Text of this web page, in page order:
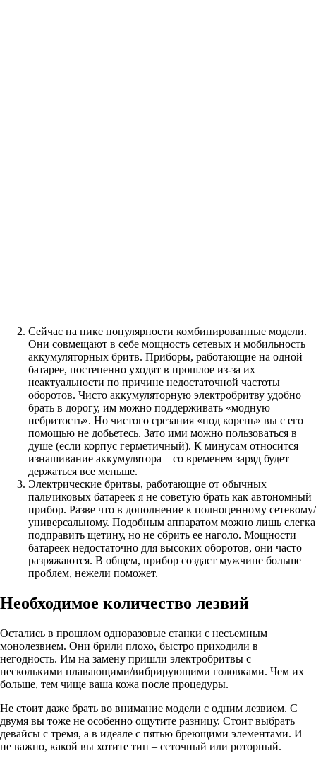
Сейчас на пике популярности комбинированные модели.
Они совмещают в себе мощность сетевых и мобильность
аккумуляторных бритв. Приборы, работающие на одной
батарее, постепенно уходят в прошлое из-за их
неактуальности по причине недостаточной частоты
оборотов. Чисто аккумуляторную электробритву удобно
брать в дорогу, им можно поддерживать «модную
небритость». Но чистого срезания «под корень» вы с его
помощью не добьетесь. Зато ими можно пользоваться в
душе (если корпус герметичный). К минусам относится
изнашивание аккумулятора – со временем заряд будет
держаться все меньше.
Электрические бритвы, работающие от обычных
пальчиковых батареек я не советую брать как автономный
прибор. Разве что в дополнение к полноценному сетевому/
универсальному. Подобным аппаратом можно лишь слегка
подправить щетину, но не сбрить ее наголо. Мощности
батареек недостаточно для высоких оборотов, они часто
разряжаются. В общем, прибор создаст мужчине больше
проблем, нежели поможет.
Необходимое количество лезвий
Остались в прошлом одноразовые станки с несъемным
монолезвием. Они брили плохо, быстро приходили в
негодность. Им на замену пришли электробритвы с
несколькими плавающими/вибрирующими головками. Чем их
больше, тем чище ваша кожа после процедуры.
Не стоит даже брать во внимание модели с одним лезвием. С
двумя вы тоже не особенно ощутите разницу. Стоит выбрать
девайсы с тремя, а в идеале с пятью бреющими элементами. И
не важно, какой вы хотите тип – сеточный или роторный.